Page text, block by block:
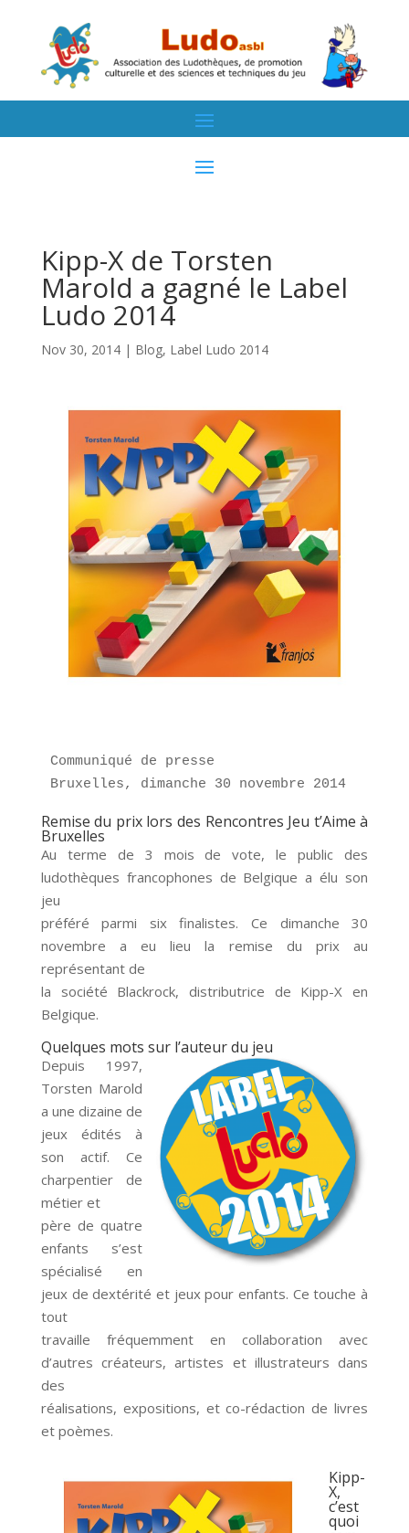
Kipp-X de Torsten
Marold a gagné le Label
Ludo 2014
Nov 30, 2014| Blog, Label Ludo 2014
Communiqué de presse
Bruxelles, dimanche 30 novembre 2014
Remise du prix lors des Rencontres Jeu t’Aime à
Bruxelles
Au terme de 3 mois de vote, le public des
ludothèques francophones de Belgique a élu son
jeu
préféré parmi six finalistes. Ce dimanche 30
novembre a eu lieu la remise du prix au
représentant de
la société Blackrock, distributrice de Kipp-X en
Belgique.
Quelques mots sur l’auteur du jeu
Depuis 1997,
Torsten Marold
a une dizaine de
jeux édités à
son actif. Ce
charpentier de
métier et
père de quatre
enfants s’est
spécialisé en
jeux de dextérité et jeux pour enfants. Ce touche à
tout
travaille fréquemment en collaboration avec
d’autres créateurs, artistes et illustrateurs dans
des
réalisations, expositions, et co-rédaction de livres
et poèmes.
Kipp-
X,
c’est
quoi